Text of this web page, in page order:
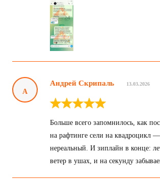
А
Андрей Скрипаль 13.03.2026
Больше всего запомнилось, как
на рафтинге сели на квадроцикл —
нереальный. И зиплайн в конце:
ветер в ушах, и на секунду